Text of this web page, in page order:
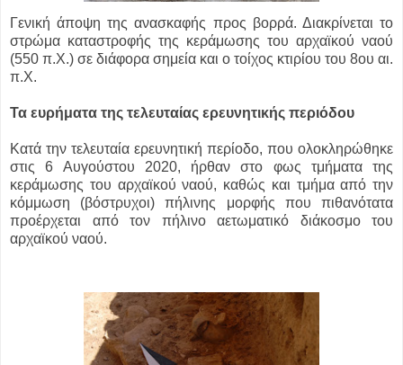
Γενική άποψη της ανασκαφής προς βορρά. Διακρίνεται το
στρώμα καταστροφής της κεράμωσης του αρχαϊκού ναού
(550 π.Χ.) σε διάφορα σημεία και ο τοίχος κτιρίου του 8ου αι.
π.Χ.
Τα ευρήματα της τελευταίας ερευνητικής περιόδου
Κατά την τελευταία ερευνητική περίοδο, που ολοκληρώθηκε
στις 6 Αυγούστου 2020, ήρθαν στο φως τμήματα της
κεράμωσης του αρχαϊκού ναού, καθώς και τμήμα από την
κόμμωση (βόστρυχοι) πήλινης μορφής που πιθανότατα
προέρχεται από τον πήλινο αετωματικό διάκοσμο του
αρχαϊκού ναού.